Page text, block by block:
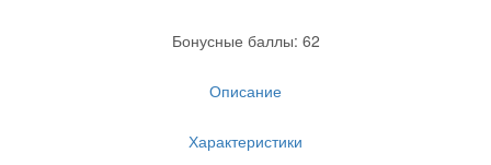
Бонусные баллы: 62
Описание
Характеристики